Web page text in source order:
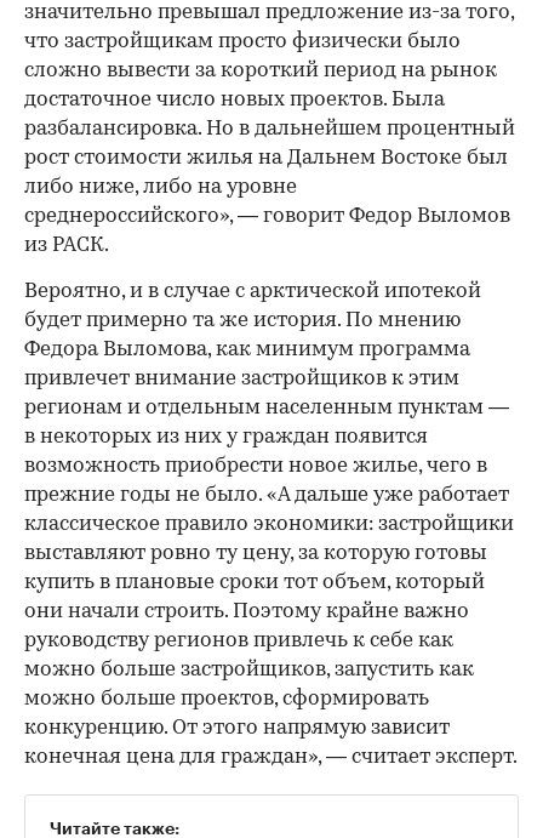
значительно превышал предложение из-за того,
что застройщикам просто физически было
сложно вывести за короткий период на рынок
достаточное число новых проектов. Была
разбалансировка. Но в дальнейшем процентный
рост стоимости жилья на Дальнем Востоке был
либо ниже, либо на уровне
среднероссийского», — говорит Федор Выломов
из РАСК.
Вероятно, и в случае с арктической ипотекой
будет примерно та же история. По мнению
Федора Выломова, как минимум программа
привлечет внимание застройщиков к этим
регионам и отдельным населенным пунктам —
в некоторых из них у граждан появится
возможность приобрести новое жилье, чего в
прежние годы не было. «А дальше уже работает
классическое правило экономики: застройщики
выставляют ровно ту цену, за которую готовы
купить в плановые сроки тот объем, который
они начали строить. Поэтому крайне важно
руководству регионов привлечь к себе как
можно больше застройщиков, запустить как
можно больше проектов, сформировать
конкуренцию. От этого напрямую зависит
конечная цена для граждан», — считает эксперт.
Читайте также: